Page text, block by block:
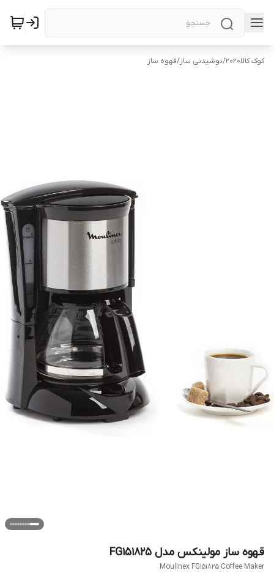
کوک کالا2020 /نوشیدنی ساز/قهوه ساز
قهوه ساز مولینکس مدل FG151825
Moulinex FG151825 Coffee Maker